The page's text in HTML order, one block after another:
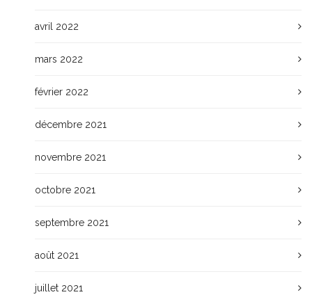
avril 2022
mars 2022
février 2022
décembre 2021
novembre 2021
octobre 2021
septembre 2021
août 2021
juillet 2021